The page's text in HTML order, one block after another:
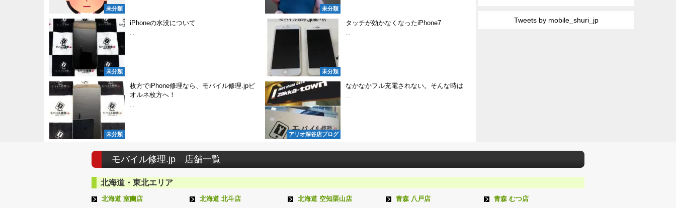
未分類 未分類
未分類
iPhoneの水没について
未分類
タッチが効かなくなったiPhone7
未分類
枚方でiPhone修理なら、モバイル修理.jpビ
オルネ枚方へ！
アリオ深谷店ブログ
なかなかフル充電されない。そんな時は
Tweets by mobile_shuri_jp
モバイル修理.jp 店舗一覧
北海道・東北エリア
北海道 室蘭店 北海道 北斗店 北海道 空知栗山店 青森 八戸店
青森 むつ店